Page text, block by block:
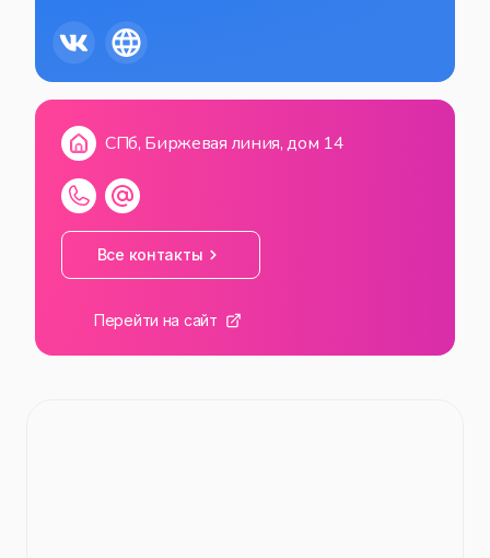
СПб, Биржевая линия, дом 14
Все контакты
Перейти на сайт